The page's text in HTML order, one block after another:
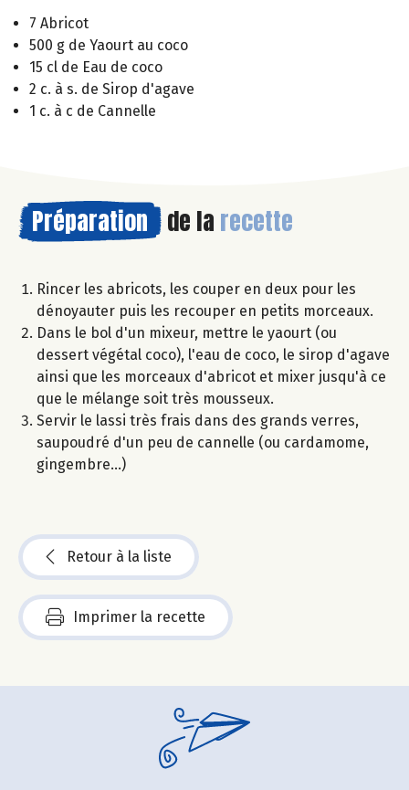
7 Abricot
500 g de Yaourt au coco
15 cl de Eau de coco
2 c. à s. de Sirop d'agave
1 c. à c de Cannelle
Préparation de la recette
Rincer les abricots, les couper en deux pour les
dénoyauter puis les recouper en petits morceaux.
Dans le bol d'un mixeur, mettre le yaourt (ou
dessert végétal coco), l'eau de coco, le sirop d'agave
ainsi que les morceaux d'abricot et mixer jusqu'à ce
que le mélange soit très mousseux.
Servir le lassi très frais dans des grands verres,
saupoudré d'un peu de cannelle (ou cardamome,
gingembre...)
Retour à la liste
Imprimer la recette